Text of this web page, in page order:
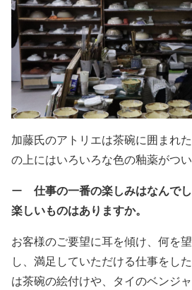
加藤氏のアトリエは茶碗に囲まれ
の上にはいろいろな色の釉薬がつい
ー 仕事の一番の楽しみはなんで
楽しいものはありますか。
お客様のご要望に耳を傾け、何を
し、満足していただける仕事をし
は茶碗の絵付けや、タイのベンジ